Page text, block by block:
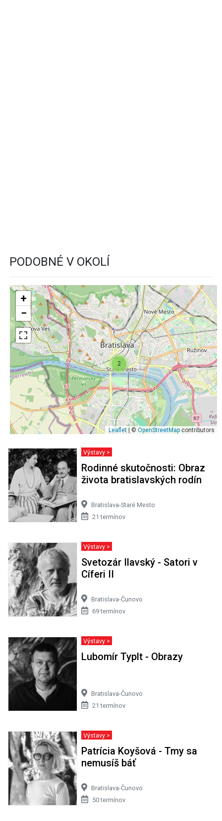
PODOBNÉ V OKOLÍ
2
+
−
Leaflet | ©OpenStreetMap contributors
Výstavy >
Rodinné skutočnosti: Obraz
života bratislavských rodín
Bratislava-Staré Mesto
21 termínov
Výstavy >
Svetozár Ilavský - Satori v
Cíferi II
Bratislava-Čunovo
69 termínov
Výstavy >
Lubomír Typlt - Obrazy
Bratislava-Čunovo
21 termínov
Výstavy >
Patrícia Koyšová - Tmy sa
nemusíš báť
Bratislava-Čunovo
50 termínov